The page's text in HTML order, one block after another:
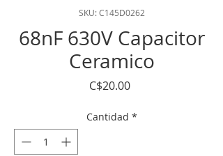
SKU: C145D0262
68nF 630V Capacitor
Ceramico
C$20.00Precio
Cantidad *